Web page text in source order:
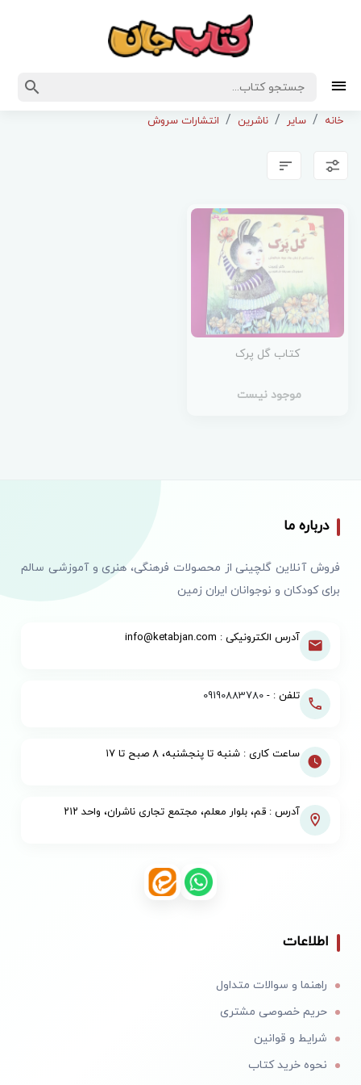
خانه سایر ناشرین انتشارات سروش
کتاب گل پرک
موجود نیست
درباره ما
فروش آنلاین گلچینی از محصولات فرهنگی، هنری و آموزشی سالم
برای کودکان و نوجوانان ایران زمین
آدرس الکترونیکی : info@ketabjan.com
تلفن : -09190883780
ساعت کاری : شنبه تا پنجشنبه، ۸ صبح تا ۱۷
آدرس : قم، بلوار معلم، مجتمع تجاری ناشران، واحد ۲۱۲
اطلاعات
راهنما و سوالات متداول
حریم خصوصی مشتری
شرایط و قوانین
نحوه خرید کتاب